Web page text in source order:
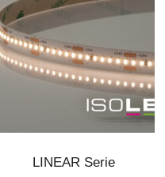
LINEAR Serie